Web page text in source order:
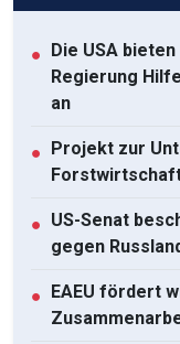
● Die USA
Regierung
an
● Projekt zur
● US-Senat
gegen
● EAEU fördert